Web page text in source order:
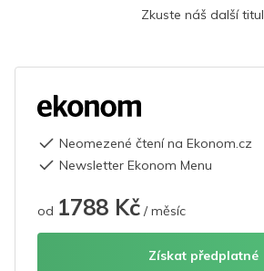
Zkuste náš další titul.
Neomezené čtení na Ekonom.cz
Newsletter Ekonom Menu
od 1788 Kč / měsíc
Získat předplatné